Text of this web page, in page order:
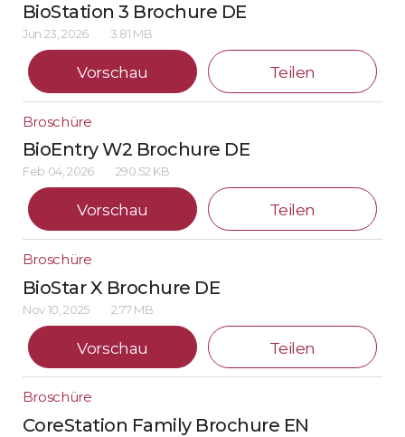
BioStation 3 Brochure DE
Jun 23, 2026 3.81 MB
Vorschau Teilen
Broschüre
BioEntry W2 Brochure DE
Feb 04, 2026 290.52 KB
Vorschau Teilen
Broschüre
BioStar X Brochure DE
Nov 10, 2025 2.77 MB
Vorschau Teilen
Broschüre
CoreStation Family Brochure EN